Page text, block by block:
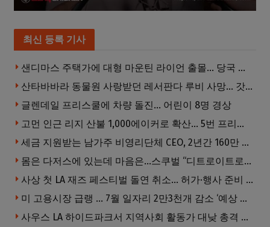
최신 등록 기사
샌디마스 주택가에 대형 마운틴 라이언 출몰… 당국 긴급 대응, 주민 접근 자제 당부
산타바바라 동물원 사랑받던 레서판다 루비 사망… 갓 태어난 새끼 2마리 잃은 지 수주 만
글렌데일 프리스쿨에 차량 돌진… 어린이 8명 경상
고먼 인근 리지 산불 1,000에이커로 확산… 5번 프리웨이 양방향 전면 폐쇄
세금 지원받는 남가주 비영리단체 CEO, 2년간 160만 달러 이상 받아… 미사용 휴가수당만 수십만 달러
몸은 다저스에 있는데 마음은…스쿠벌 “디트로이트로 돌아가고파”
사상 첫 LA 재즈 페스티벌 돌연 취소… 허가·행사 준비 문제로 일정 변경
미 고용시장 급랭 … 7월 일자리 2만3천개 감소 ‘예상 밖 쇼크’
사우스 LA 하이드파크서 지역사회 활동가 대낮 총격 사망… 용의자 도주